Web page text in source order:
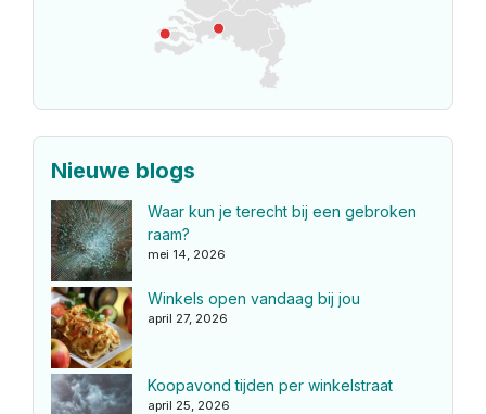
Nieuwe blogs
Waar kun je terecht bij een gebroken
raam?
mei 14, 2026
Winkels open vandaag bij jou
april 27, 2026
Koopavond tijden per winkelstraat
april 25, 2026